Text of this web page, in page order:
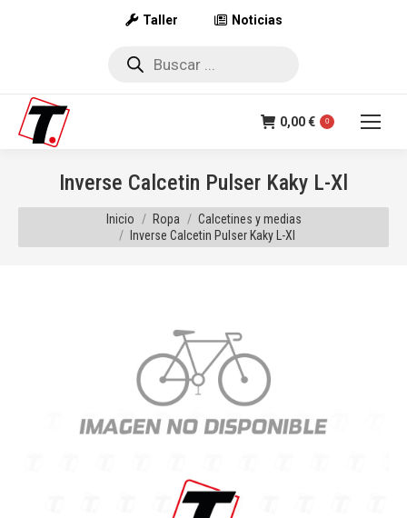
Taller Noticias
Búsqueda
0,00€ 0
Inverse Calcetin Pulser Kaky L-Xl
Estás aquí:
Inicio Ropa
Calcetines y medias
Inverse Calcetin Pulser Kaky L-Xl